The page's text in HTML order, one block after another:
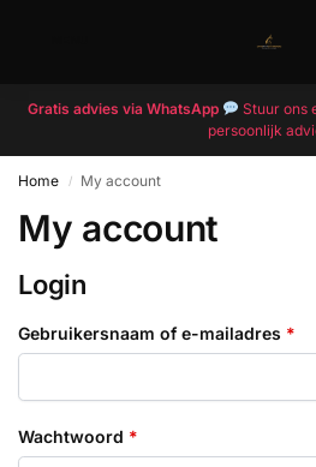
Gratis advies via WhatsApp
Stuur ons
persoonlijk
Home / My account
My account
Login
Gebruikersnaam of e-mailadres *
Wachtwoord *